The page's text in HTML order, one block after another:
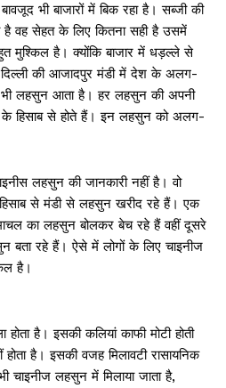
भी बाजारों में बिक रहा है। सब्जी की
वह सेहत के लिए कितना सही है उसमें
मुश्किल है। क्योंकि बाजार में धड़ल्ले से
दिल्ली की आजादपुर मंडी में देश के अलग-
लहसुन आता है। हर लहसुन की अपनी
के हिसाब से होते हैं। इन लहसुन को अलग-
लहसुन की जानकारी नहीं है। वो
से मंडी से लहसुन खरीद रहे हैं। एक
का लहसुन बोलकर बेच रहे हैं वहीं दूसरे
बता रहे हैं। ऐसे में लोगों के लिए चाइनीज
है।
है। इसकी कलियां काफी मोटी होती
है। इसकी वजह मिलावटी रासायनिक
चाइनीज लहसुन में मिलाया जाता है,